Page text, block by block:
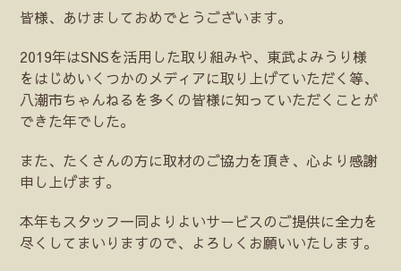
皆様、あけましておめでとうございます。
2019年はSNSを活用した取り組みや、東武よみうり様
をはじめいくつかのメディアに取り上げていただく等、
八潮市ちゃんねるを多くの皆様に知っていただくことが
できた年でした。
また、たくさんの方に取材のご協力を頂き、心より感謝
申し上げます。
本年もスタッフ一同よりよいサービスのご提供に全力を
尽くしてまいりますので、よろしくお願いいたします。